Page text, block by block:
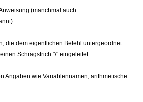
(manchmal auch
die dem eigentlichen Befehl untergeordnet
Schrägstrich "/" eingeleitet.
Angaben wie Variablennamen, arithmetische